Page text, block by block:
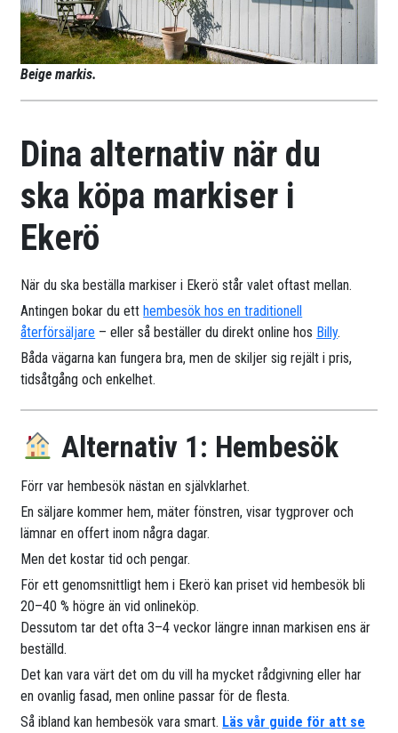
Beige markis.
Dina alternativ när du
ska köpa markiser i
Ekerö
När du ska beställa markiser i Ekerö står valet oftast mellan.
Antingen bokar du etthembesök hos en traditionell
återförsäljare – eller så beställer du direkt online hos Billy.
Båda vägarna kan fungera bra, men de skiljer sig rejält i pris,
tidsåtgång och enkelhet.
Alternativ 1: Hembesök
Förr var hembesök nästan en självklarhet.
En säljare kommer hem, mäter fönstren, visar tygprover och
lämnar en offert inom några dagar.
Men det kostar tid och pengar.
För ett genomsnittligt hem i Ekerö kan priset vid hembesök bli
20–40 % högre än vid onlineköp.
Dessutom tar det ofta 3–4 veckor längre innan markisen ens är
beställd.
Det kan vara värt det om du vill ha mycket rådgivning eller har
en ovanlig fasad, men online passar för de flesta.
Så ibland kan hembesök vara smart. Läs vår guide för att se